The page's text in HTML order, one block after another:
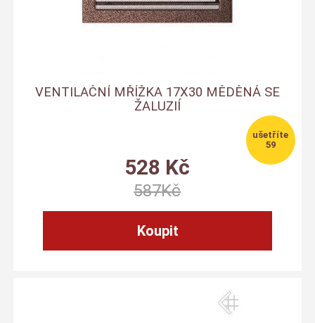
VENTILAČNÍ MŘÍŽKA 17X30 MĚDĚNÁ SE
ŽALUZIÍ
528 Kč
59
587Kč